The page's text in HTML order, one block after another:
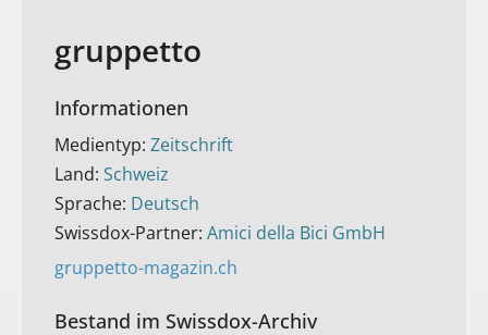
gruppetto
Informationen
Medientyp: Zeitschrift
Land: Schweiz
Sprache: Deutsch
Swissdox-Partner: Amici della Bici GmbH
gruppetto-magazin.ch
Bestand im Swissdox-Archiv​